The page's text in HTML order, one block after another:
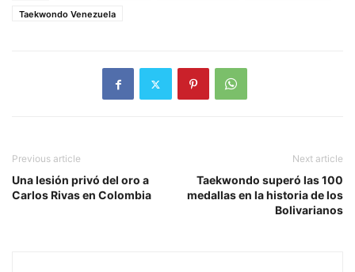
Taekwondo Venezuela
Previous article
Una lesión privó del oro a
Carlos Rivas en Colombia
Next article
Taekwondo superó las 100
medallas en la historia de los
Bolivarianos